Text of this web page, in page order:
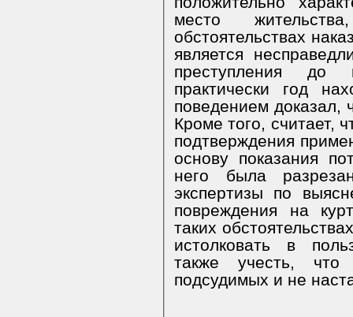
место
обстоятельствах
является
преступления до
практически год
поведением доказал,
Кроме того, считает,
подтверждения
основу показания
него была
экспертизы по
повреждения на
таких
истолковать в
также учесть,
подсудимых и не